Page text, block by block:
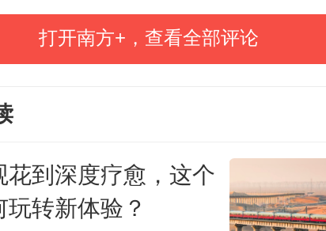
打开南方+，查看全部评论
花到深度疗愈，这个
玩转新体验？